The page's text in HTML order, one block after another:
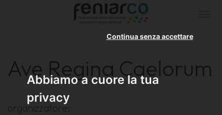
Abbiamo a cuore la tua
privacy
Continua senza accettare
Ave Regina Caelorum
organizzatore: